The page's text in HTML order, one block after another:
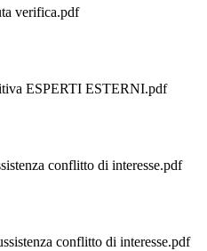
verifica.pdf
ESPERTI ESTERNI.pdf
conflitto di interesse.pdf
conflitto di interesse.pdf